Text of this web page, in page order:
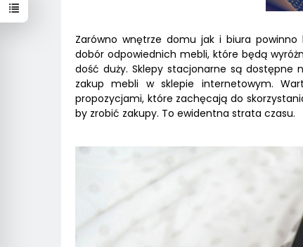
Zarówno wnętrze domu jak i biura
dobór odpowiednich mebli, które będą
dość duży. Sklepy stacjonarne są
zakup mebli w sklepie internetowym.
propozycjami, które zachęcają do
by zrobić zakupy. To ewidentna strata czasu.